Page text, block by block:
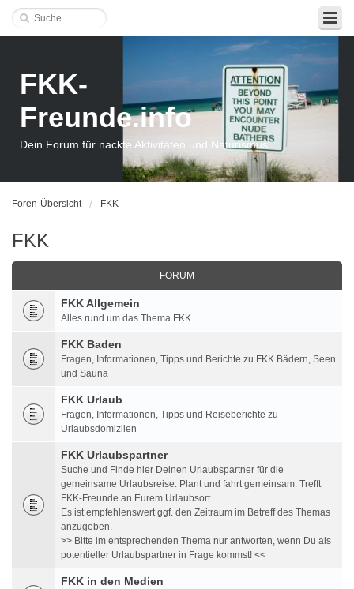
FKK-
Freunde.info
Dein Forum für nackte Aktivitäten und Naturismus
Foren-Übersicht FKK
FKK
FORUM
FKK Allgemein
Alles rund um das Thema FKK
FKK Baden
Fragen, Informationen, Tipps und Berichte zu FKK Bädern, Seen
und Sauna
FKK Urlaub
Fragen, Informationen, Tipps und Reiseberichte zu
Urlaubsdomizilen
FKK Urlaubspartner
Suche und Finde hier Deinen Urlaubspartner für die
gemeinsame Urlaubsreise. Plant und fahrt gemeinsam. Trefft
FKK-Freunde an Eurem Urlaubsort.
Es ist empfehlenswert ggf. den Zeitraum im Betreff des Themas
anzugeben.
>> Bitte im entsprechenden Thema nur antworten, wenn Du als
potentieller Urlaubspartner in Frage kommst! <<
FKK in den Medien